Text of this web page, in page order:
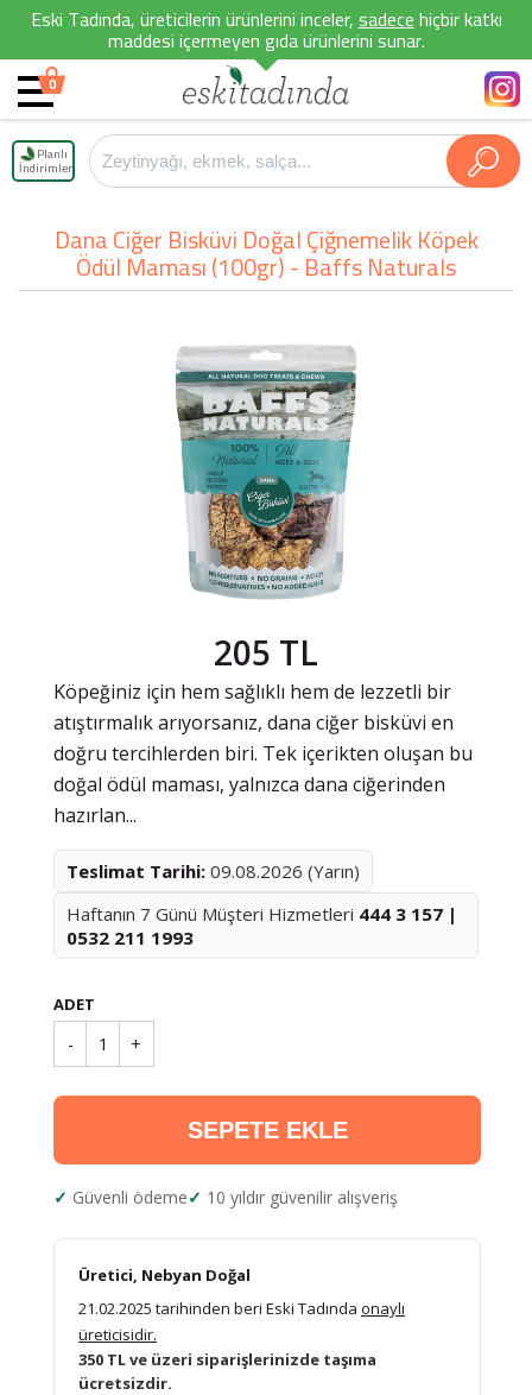
Eski Tadında, üreticilerin ürünlerini inceler,sadecehiçbir katkı
maddesi içermeyen gıda ürünlerini sunar.
0
Planlı
İndirimler
Dana Ciğer Bisküvi Doğal Çiğnemelik Köpek
Ödül Maması (100gr) - Baffs Naturals
205 TL
Köpeğiniz için hem sağlıklı hem de lezzetli bir
atıştırmalık arıyorsanız, dana ciğer bisküvi en
doğru tercihlerden biri. Tek içerikten oluşan bu
doğal ödül maması, yalnızca dana ciğerinden
hazırlan...
Teslimat Tarihi: 09.08.2026 (Yarın)
Haftanın 7 Günü Müşteri Hizmetleri 444 3 157 |
0532 211 1993
ADET
- 1 +
SEPETE EKLE
Güvenli ödeme 10 yıldır güvenilir alışveriş
Üretici, Nebyan Doğal
21.02.2025 tarihinden beri Eski Tadında onaylı
üreticisidir.
350 TL ve üzeri siparişlerinizde taşıma
ücretsizdir.